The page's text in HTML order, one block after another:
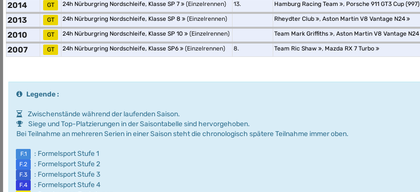
2014 GT 24h Nürburgring Nordschleife, Klasse SP 7 (Einzelrennen) 13. Hamburg Racing Team , Porsche 911 GT3 Cup (997)
2013 GT 24h Nürburgring Nordschleife, Klasse SP 8 (Einzelrennen) Rheydter Club , Aston Martin V8 Vantage N24
2010 GT 24h Nürburgring Nordschleife, Klasse SP 10 (Einzelrennen) Team Mark Griffiths , Aston Martin V8 Vantage N24
2007 GT 24h Nürburgring Nordschleife, Klasse SP6 (Einzelrennen) 8. Team Ric Shaw , Mazda RX 7 Turbo
Legende :
Zwischenstände während der laufenden Saison.
Siege und Top-Platzierungen in der Saisontabelle sind hervorgehoben.
Bei Teilnahme an mehreren Serien in einer Saison steht die chronologisch spätere Teilnahme immer oben.
F.1 : Formelsport Stufe 1
F.2 : Formelsport Stufe 2
F.3 : Formelsport Stufe 3
F.4 : Formelsport Stufe 4